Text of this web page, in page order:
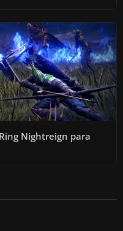
Nightreign para